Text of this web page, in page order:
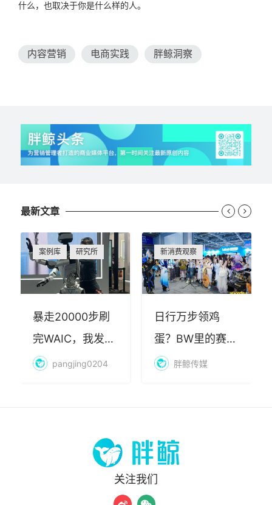
什么，也取决于你是什么样的人。
内容营销 电商实践 胖鲸洞察
最新文章
案例库 研究所
暴走20000步刷
完WAIC，我发现
AI最赚钱的不是
pangjing0204
新消费观察
日行万步领鸡
蛋？BW里的赛博
朝圣，藏着品牌
胖鲸传媒
 
关注我们